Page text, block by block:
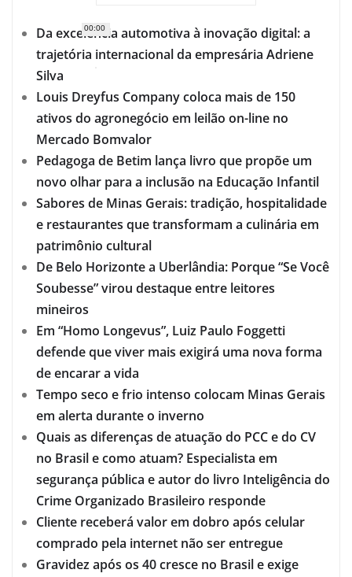
00:00
Da excelência automotiva à inovação digital: a
trajetória internacional da empresária Adriene
Silva
Louis Dreyfus Company coloca mais de 150
ativos do agronegócio em leilão on-line no
Mercado Bomvalor
Pedagoga de Betim lança livro que propõe um
novo olhar para a inclusão na Educação Infantil
Sabores de Minas Gerais: tradição, hospitalidade
e restaurantes que transformam a culinária em
patrimônio cultural
De Belo Horizonte a Uberlândia: Porque “Se Você
Soubesse” virou destaque entre leitores
mineiros
Em “Homo Longevus”, Luiz Paulo Foggetti
defende que viver mais exigirá uma nova forma
de encarar a vida
Tempo seco e frio intenso colocam Minas Gerais
em alerta durante o inverno
Quais as diferenças de atuação do PCC e do CV
no Brasil e como atuam? Especialista em
segurança pública e autor do livro Inteligência do
Crime Organizado Brasileiro responde
Cliente receberá valor em dobro após celular
comprado pela internet não ser entregue
Gravidez após os 40 cresce no Brasil e exige